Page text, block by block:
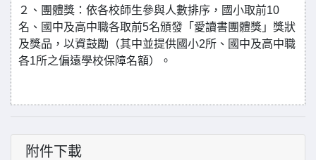
２、團體獎：依各校師生參與人數排序，國小取前10
名、國中及高中職各取前5名頒發「愛讀書團體獎」獎狀
及獎品，以資鼓勵（其中並提供國小2所、國中及高中職
各1所之偏遠學校保障名額）。
附件下載